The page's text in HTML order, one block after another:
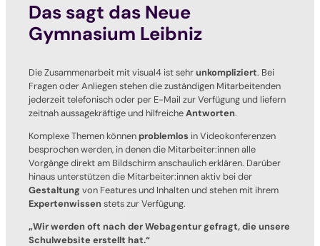
Das sagt das Neue
Gymnasium Leibniz
Die Zusammenarbeit mit visual4 ist sehrunkompliziert. Bei
Fragen oder Anliegen stehen die zuständigen Mitarbeitenden
jederzeit telefonisch oder per E-Mail zur Verfügung und liefern
zeitnah aussagekräftige und hilfreicheAntworten.
Komplexe Themen könnenproblemlos in Videokonferenzen
besprochen werden, in denen die Mitarbeiter:innen alle
Vorgänge direkt am Bildschirm anschaulich erklären. Darüber
hinaus unterstützen die Mitarbeiter:innen aktiv bei der
Gestaltung von Features und Inhalten und stehen mit ihrem
Expertenwissen stets zur Verfügung.
„Wir werden oft nach der Webagentur gefragt, die unsere
Schulwebsite erstellt hat.“